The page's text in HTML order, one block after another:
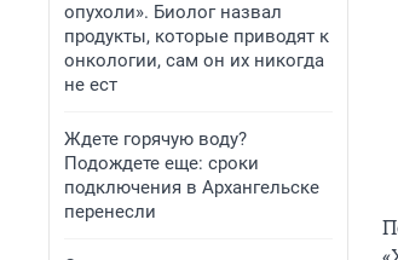
опухоли». Биолог назвал
продукты, которые приводят к
онкологии, сам он их никогда
не ест
Ждете горячую воду?
Подождете еще: сроки
подключения в Архангельске
перенесли